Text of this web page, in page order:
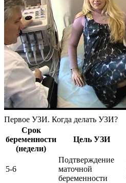
Первое УЗИ. Когда делать УЗИ?
Срок
беременности
(недели)
Цель УЗИ
5-6
Подтверждение
маточной
беременности